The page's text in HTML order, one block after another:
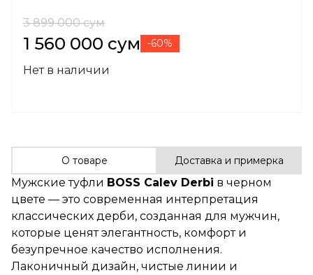
3 899 000 сум
1 560 000 сум -60%
Нет в наличии
О товаре Доставка и примерка
Мужские туфли BOSS Calev Derbi в черном
цвете — это современная интерпретация
классических дерби, созданная для мужчин,
которые ценят элегантность, комфорт и
безупречное качество исполнения.
Лаконичный дизайн, чистые линии и